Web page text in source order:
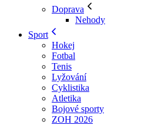
Doprava
Nehody
Sport
Hokej
Fotbal
Tenis
Lyžování
Cyklistika
Atletika
Bojové sporty
ZOH 2026